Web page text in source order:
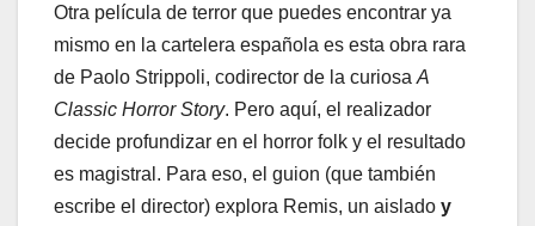
Otra película de terror que puedes encontrar ya
mismo en la cartelera española es esta obra rara
de Paolo Strippoli, codirector de la curiosa A
Classic Horror Story. Pero aquí, el realizador
decide profundizar en el horror folk y el resultado
es magistral. Para eso, el guion (que también
escribe el director) explora Remis, un aislado y